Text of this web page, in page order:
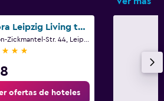
acora Leipzig Living the City
3 estrellas
ofertas de hoteles